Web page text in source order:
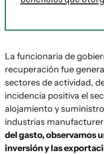
La funcionaria de
recuperación fue
sectores de actividad,
incidencia positiva el
alojamiento y
industrias
del gasto, observamos
inversión y las